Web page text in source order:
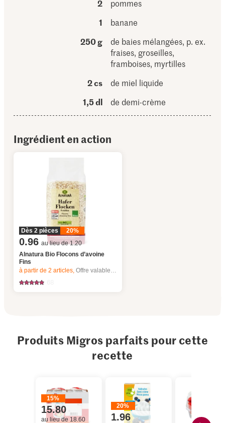
2
pommes
1
banane
250 g
de baies mélangées, p. ex.
fraises, groseilles,
framboises, myrtilles
2 cs
de miel liquide
1,5 dl
de demi-crème
Ingrédient en action
Dès 2 pièces 20%
0.96 au lieu de 1.20
Alnatura Bio Flocons d’avoine
Fins
à partir de 2articles,Offre valable du 6.8 au 12.8.2026, jusqu’à épuisement du stock.
Produits Migros parfaits pour cette
recette
15%
15.80
au lieu de 18.60
20%
1.96